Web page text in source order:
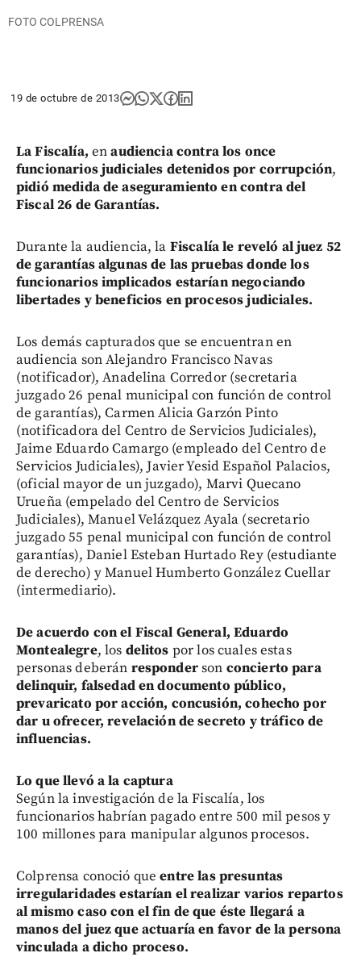
FOTO COLPRENSA
19 de octubre de 2013
La Fiscalía, enaudiencia contra los once
funcionarios judiciales detenidos por corrupción,
pidió medida de aseguramiento en contra del
Fiscal 26 de Garantías.
Durante la audiencia, la Fiscalía le reveló al juez 52
de garantías algunas de las pruebas donde los
funcionarios implicados estarían negociando
libertades y beneficios en procesos judiciales.
Los demás capturados que se encuentran en
audiencia son Alejandro Francisco Navas
(notificador), Anadelina Corredor (secretaria
juzgado 26 penal municipal con función de control
de garantías), Carmen Alicia Garzón Pinto
(notificadora del Centro de Servicios Judiciales),
Jaime Eduardo Camargo (empleado del Centro de
Servicios Judiciales), Javier Yesid Español Palacios,
(oficial mayor de un juzgado), Marvi Quecano
Urueña (empelado del Centro de Servicios
Judiciales), Manuel Velázquez Ayala (secretario
juzgado 55 penal municipal con función de control
garantías), Daniel Esteban Hurtado Rey (estudiante
de derecho) y Manuel Humberto González Cuellar
(intermediario).
De acuerdo con el Fiscal General, Eduardo
Montealegre, los delitos por los cuales estas
personas deberán responderson concierto para
delinquir, falsedad en documento público,
prevaricato por acción, concusión, cohecho por
dar u ofrecer, revelación de secreto y tráfico de
influencias.
Lo que llevó a la captura
Según la investigación de la Fiscalía, los
funcionarios habrían pagado entre 500 mil pesos y
100 millones para manipular algunos procesos.
Colprensa conoció queentre las presuntas
irregularidades estarían el realizar varios repartos
al mismo caso con el fin de que éste llegará a
manos del juez que actuaría en favor de la persona
vinculada a dicho proceso.